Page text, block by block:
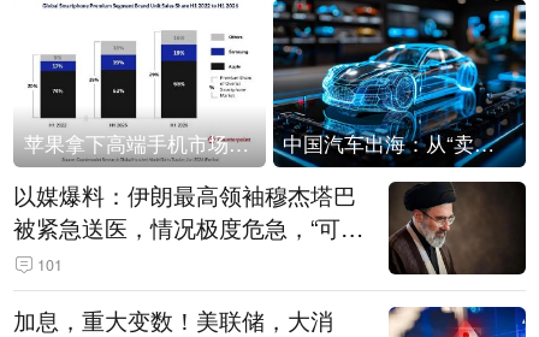
苹果拿下高端手机市场65%的份额：iPhone 17系列功不可没 中国汽车出海：从“卖出去”到“走进去”
以媒爆料：伊朗最高领袖穆杰塔巴
被紧急送医，情况极度危急，“可能
随时会死去”
101
加息，重大变数！美联储，大消